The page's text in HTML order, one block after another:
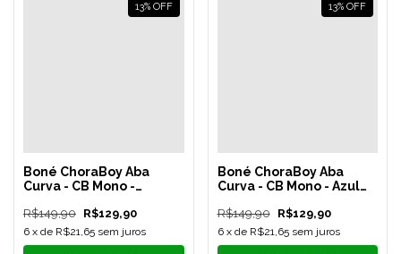
13% OFF
Boné ChoraBoy Aba
Curva - CB Mono -
R$149,90 R$129,90
6 x de R$21,65 sem juros
13% OFF
Boné ChoraBoy Aba
Curva - CB Mono - Azul
R$149,90 R$129,90
6 x de R$21,65 sem juros